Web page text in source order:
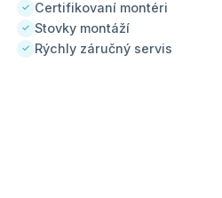
✓ Certifikovaní montéri
✓ Stovky montáží
✓ Rýchly záručný servis